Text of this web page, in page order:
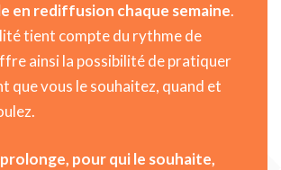
en rediffusion chaque semaine.
tient compte du rythme de
ainsi la possibilité de pratiquer
que vous le souhaitez, quand et
pour qui le souhaite,